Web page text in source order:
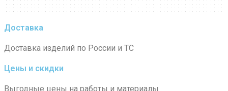
READ MORE
Доставка
Доставка изделий по России и ТС
Цены и скидки
Выгодные цены на работы и материалы